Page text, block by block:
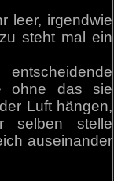
leer, irgendwie
steht mal ein
ohne das sie
Luft hängen,
selben stelle
auseinander